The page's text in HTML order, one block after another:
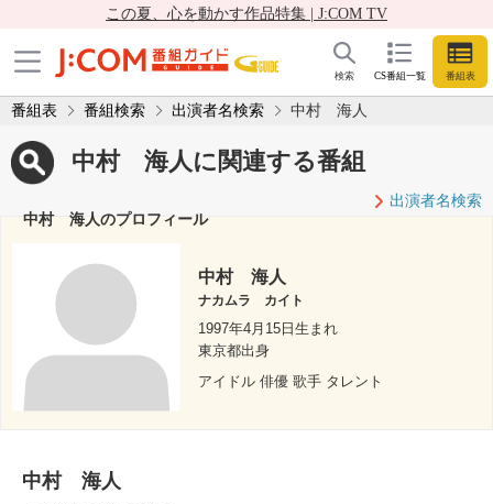
この夏、心を動かす作品特集 | J:COM TV
CS番組一覧 番組表
検索
番組表 番組検索 出演者名検索 中村 海人
中村 海人に関連する番組
出演者名検索
中村 海人のプロフィール
中村 海人
ナカムラ カイト
1997年4月15日生まれ
東京都出身
アイドル 俳優 歌手 タレント
中村 海人